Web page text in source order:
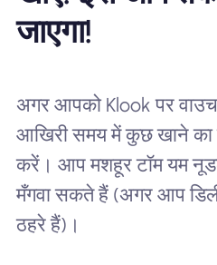
जाएगा!
अगर आपको Klook पर
आखिरी समय में कुछ खाने का
करें। आप मशहूर टॉम यम
मँगवा सकते हैं (अगर आप
ठहरे हैं)।